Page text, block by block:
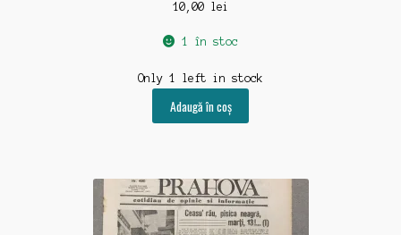
10,00 lei
1 în stoc
Only 1 left in stock
Adaugă în coș